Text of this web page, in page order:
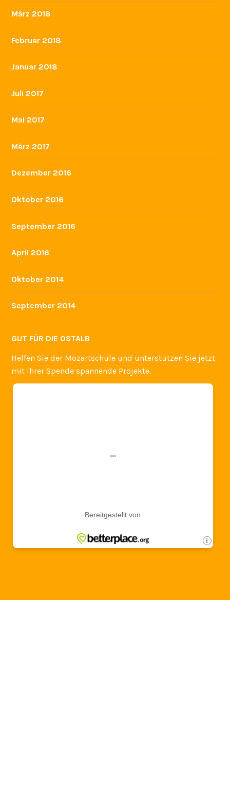
März 2018
Februar 2018
Januar 2018
Juli 2017
Mai 2017
März 2017
Dezember 2016
Oktober 2016
September 2016
April 2016
Oktober 2014
September 2014
GUT FÜR DIE OSTALB
Helfen Sie der Mozartschule und unterstützen Sie jetzt
mit Ihrer Spende spannende Projekte.